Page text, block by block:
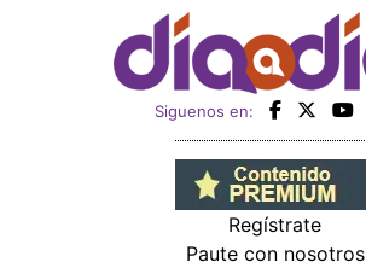
Siguenos en:
Regístrate
Paute con nosotros